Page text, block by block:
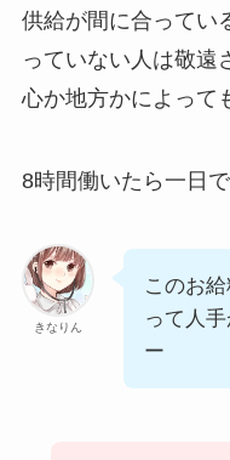
供給が間に合ってい
っていない人は敬遠
心か地方かによって
8時間働いたら一日
きなりん
このお
って人
ー